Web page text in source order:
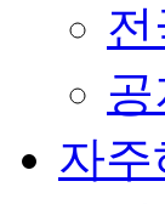
자주